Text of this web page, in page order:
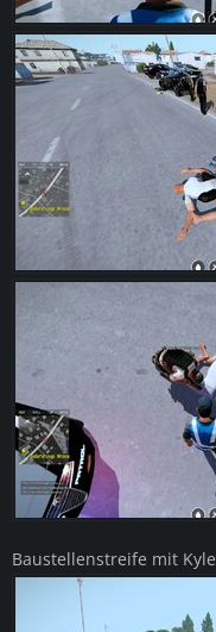
Baustellenstreife mit Kyle